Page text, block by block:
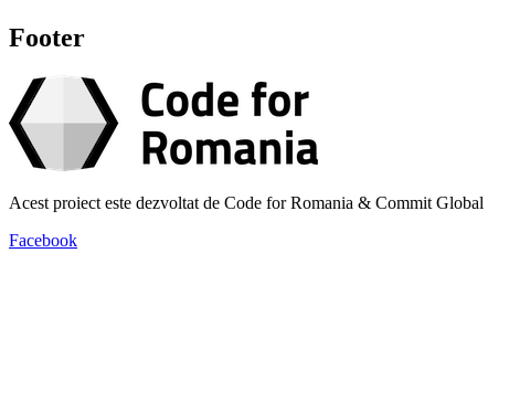
Footer
Acest proiect este dezvoltat de Code for Romania & Commit Global
Facebook